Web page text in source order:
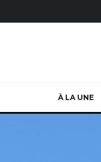
À LA UNE